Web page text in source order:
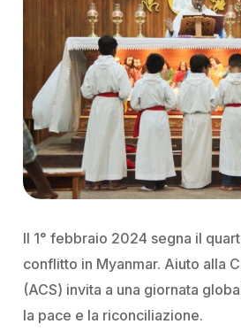
Il 1° febbraio 2024 segna il
conflitto in Myanmar. Aiuto alla
(ACS) invita a una giornata
la pace e la riconciliazione.